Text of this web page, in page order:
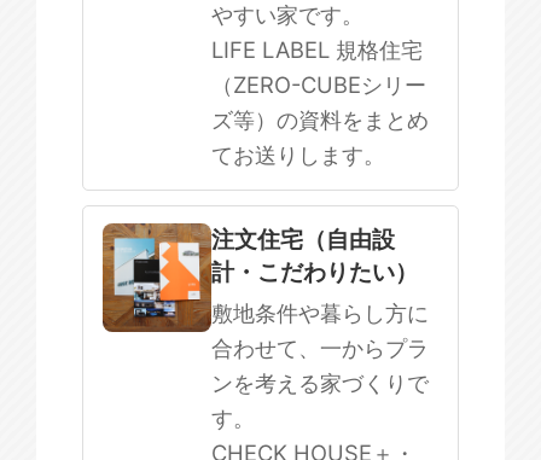
やすい家です。
LIFE LABEL 規格住宅
（ZERO-CUBEシリー
ズ等）の資料をまとめ
てお送りします。
注文住宅（自由設
計・こだわりたい）
敷地条件や暮らし方に
合わせて、一からプラ
ンを考える家づくりで
す。
CHECK HOUSE＋・